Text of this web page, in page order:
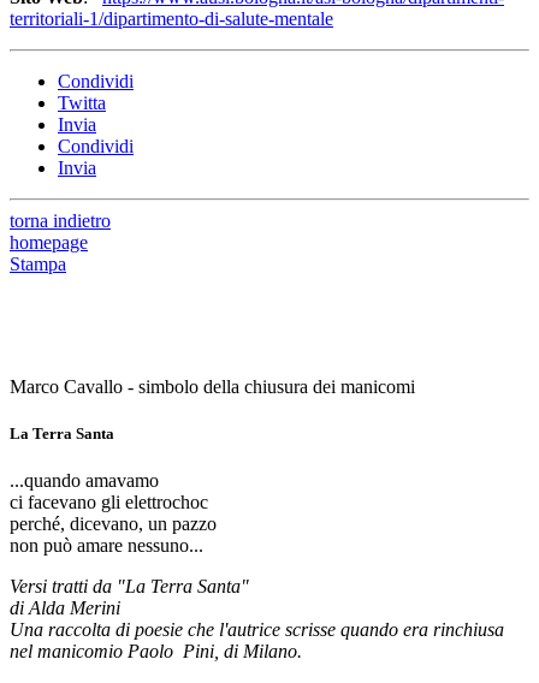
territoriali-1/dipartimento-di-salute-mentale
Condividi
Twitta
Invia
Condividi
Invia
torna indietro
homepage
Stampa
Marco Cavallo - simbolo della chiusura dei manicomi
La Terra Santa
...quando amavamo
ci facevano gli elettrochoc
perché, dicevano, un pazzo
non può amare nessuno...
Versi tratti da "La Terra Santa"
di Alda Merini
Una raccolta di poesie che l'autrice scrisse quando era rinchiusa
nel manicomio Paolo Pini, di Milano.